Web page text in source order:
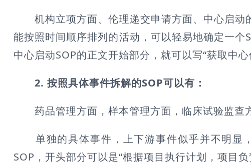
机构立项方面、伦理递交申请方面、中心启动
能按照时间顺序排列的活动，可以轻易地确定一
中心启动SOP的正文开始部分，就可以写“获取中
2. 按照具体事件拆解的SOP可以有：
药品管理方面，样本管理方面，临床试验监查
单独的具体事件，上下游事件似乎并不明显
SOP，开头部分可以是“根据项目执行计划，项目